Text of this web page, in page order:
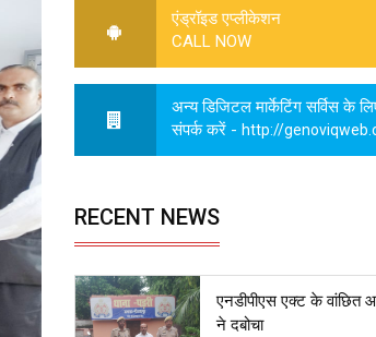
एंड्रॉइड एप्लीकेशन
CALL NOW
अन्य डिजिटल मार्केटिंग सर्विस के
संपर्क करें - http://
RECENT NEWS
एनडीपीएस एक्ट के वांछित
ने दबोचा